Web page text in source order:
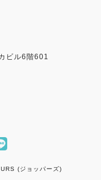
ビル6階601
(ジョッパーズ)